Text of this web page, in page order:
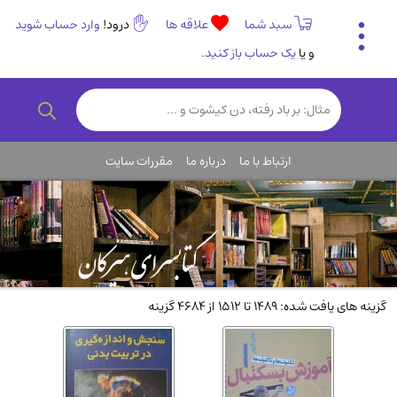
سبد شما علاقه ها درود! وارد حساب شوید
و یایک حساب باز کنید.
تاریخی و فرهنگی
(838)
رمان و داستان ایرانی(307)
روانشناسی(357)
انگلیسی و زبان خارجی(14)
کودکان و نوجوانان(76)
کتب نادر و کمیاب(19)
روانشناسی(112)
طب گیاهی و سنتی(45)
فلسفه و جامعه شناسی (151)
ادبیات و شعر(511)
ارتباط با ما درباره ما مقررات سایت
گزینه های یافت شده: 1489 تا 1512 از 4684 گزینه